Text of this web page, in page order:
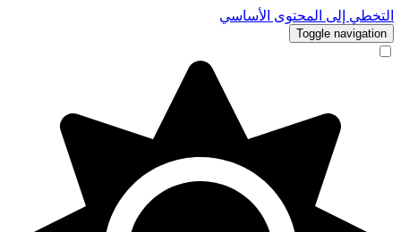
التخطي إلى المحتوى الأساسي
Toggle navigation